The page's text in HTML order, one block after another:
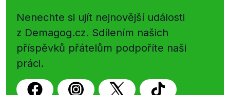
Nenechte si ujít nejnovější události
z Demagog.cz. Sdílením našich
příspěvků přátelům podpoříte naši
práci.